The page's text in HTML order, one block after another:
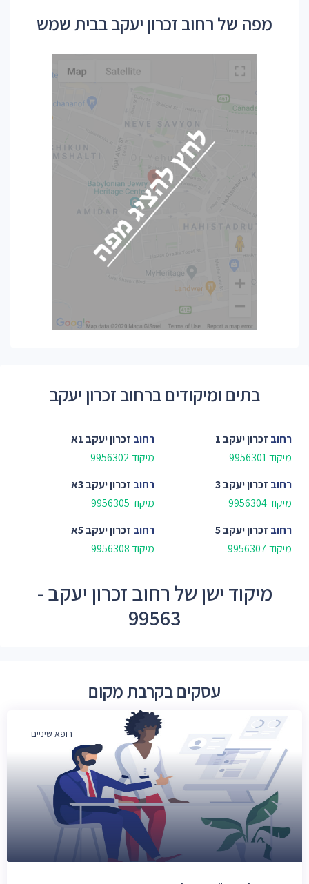
מפה של רחוב זכרון יעקב בבית שמש
בתים ומיקודים ברחוב זכרון יעקב
רחוב זכרון יעקב 1
מיקוד 9956301
רחוב זכרון יעקב 1א
מיקוד 9956302
רחוב זכרון יעקב 3
מיקוד 9956304
רחוב זכרון יעקב 3א
מיקוד 9956305
רחוב זכרון יעקב 5
מיקוד 9956307
רחוב זכרון יעקב 5א
מיקוד 9956308
מיקוד ישן של רחוב זכרון יעקב -
99563
עסקים בקרבת מקום
רופא שיניים